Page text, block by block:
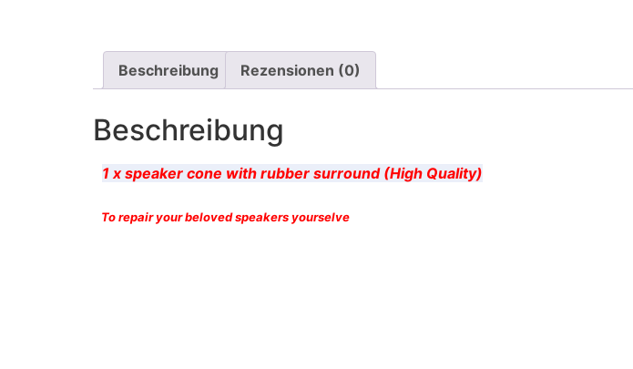
Beschreibung Rezensionen (0)
Beschreibung
1 x speaker cone with rubber surround (High Quality)
To repair your beloved speakers yourselve